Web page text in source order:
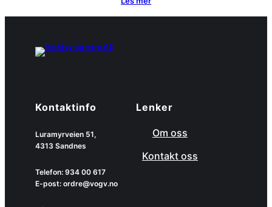
Kontaktinfo
Luramyrveien 51,
4313 Sandnes
Telefon: 934 00 617
E-post: ordre@vogv.no
Lenker
Om oss
Kontakt oss